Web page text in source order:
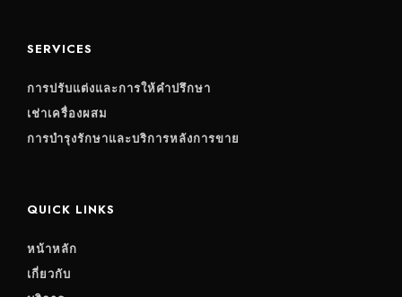
SERVICES
การปรับแต่งและการให้คำปรึกษา
เช่าเครื่องผสม
การบำรุงรักษาและบริการหลังการขาย
QUICK LINKS
หน้าหลัก
เกี่ยวกับ